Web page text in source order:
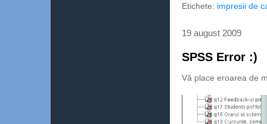
Etichete: impresii de
19 august 2009
SPSS Error :)
Vă place eroarea de